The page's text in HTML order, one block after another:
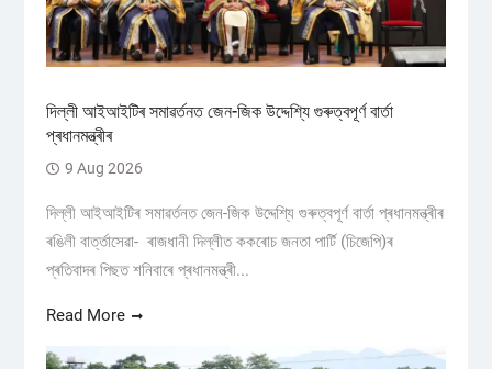
দিল্লী আইআইটিৰ সমাৱৰ্তনত জেন-জিক উদ্দেশ্যি গুৰুত্বপূৰ্ণ বাৰ্তা
প্ৰধানমন্ত্ৰীৰ
9 Aug 2026
দিল্লী আইআইটিৰ সমাৱৰ্তনত জেন-জিক উদ্দেশ্যি গুৰুত্বপূৰ্ণ বাৰ্তা প্ৰধানমন্ত্ৰীৰ
ৰঙিলী বাৰ্ত্তাসেৱা- ৰাজধানী দিল্লীত ককৰোচ জনতা পাৰ্টি (চিজেপি)ৰ
প্ৰতিবাদৰ পিছত শনিবাৰে প্ৰধানমন্ত্ৰী...
Read More